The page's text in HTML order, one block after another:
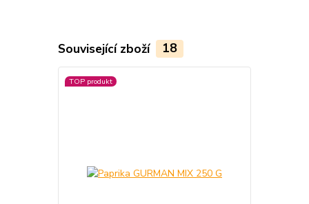
Související zboží 18
TOP produkt